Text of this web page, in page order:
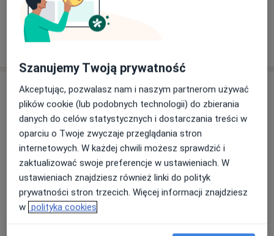
Usługi i ceny
Konsultacja psychologiczna
280 zł Szczegóły Umów wizytę
Konsultacja psychoterapeutyczna
280 zł Szczegóły Umów wizytę
Szanujemy Twoją prywatność
Akceptując, pozwalasz nam i naszym partnerom używać
plików cookie (lub podobnych technologii) do zbierania
danych do celów statystycznych i dostarczania treści w
oparciu o Twoje zwyczaje przeglądania stron
internetowych. W każdej chwili możesz sprawdzić i
zaktualizować swoje preferencje w ustawieniach. W
ustawieniach znajdziesz również linki do polityk
prywatności stron trzecich. Więcej informacji znajdziesz
w polityka cookies